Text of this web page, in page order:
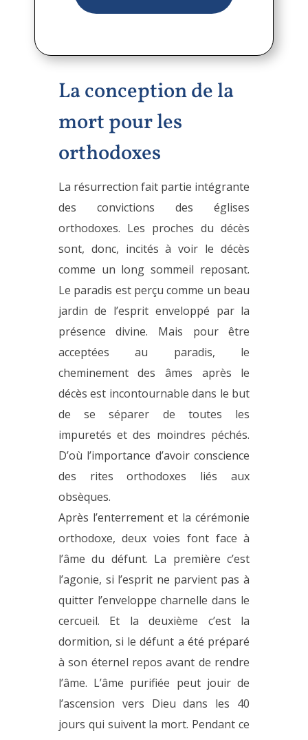
La conception de la
mort pour les
orthodoxes
La résurrection fait partie intégrante
des convictions des églises
orthodoxes. Les proches du décès
sont, donc, incités à voir le décès
comme un long sommeil reposant.
Le paradis est perçu comme un beau
jardin de l’esprit enveloppé par la
présence divine. Mais pour être
acceptées au paradis, le
cheminement des âmes après le
décès est incontournable dans le but
de se séparer de toutes les
impuretés et des moindres péchés.
D’où l’importance d’avoir conscience
des rites orthodoxes liés aux
obsèques.
Après l’enterrement et la cérémonie
orthodoxe, deux voies font face à
l’âme du défunt. La première c’est
l’agonie, si l’esprit ne parvient pas à
quitter l’enveloppe charnelle dans le
cercueil. Et la deuxième c’est la
dormition, si le défunt a été préparé
à son éternel repos avant de rendre
l’âme. L’âme purifiée peut jouir de
l’ascension vers Dieu dans les 40
jours qui suivent la mort. Pendant ce